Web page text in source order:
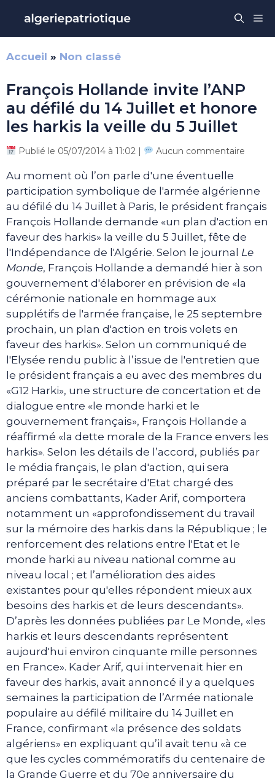
contenu
Accueil » Non classé
François Hollande invite l’ANP
au défilé du 14 Juillet et honore
les harkis la veille du 5 Juillet
Publié le 05/07/2014 à 11:02 | Aucun commentaire
Au moment où l’on parle d'une éventuelle
participation symbolique de l'armée algérienne
au défilé du 14 Juillet à Paris, le président français
François Hollande demande «un plan d'action en
faveur des harkis» la veille du 5 Juillet, fête de
l'Indépendance de l'Algérie. Selon le journal Le
Monde, François Hollande a demandé hier à son
gouvernement d'élaborer en prévision de «la
cérémonie nationale en hommage aux
supplétifs de l'armée française, le 25 septembre
prochain, un plan d'action en trois volets en
faveur des harkis». Selon un communiqué de
l'Elysée rendu public à l’issue de l'entretien que
le président français a eu avec des membres du
«G12 Harki», une structure de concertation et de
dialogue entre «le monde harki et le
gouvernement français», François Hollande a
réaffirmé «la dette morale de la France envers les
harkis». Selon les détails de l’accord, publiés par
le média français, le plan d'action, qui sera
préparé par le secrétaire d'Etat chargé des
anciens combattants, Kader Arif, comportera
notamment un «approfondissement du travail
sur la mémoire des harkis dans la République ; le
renforcement des relations entre l'Etat et le
monde harki au niveau national comme au
niveau local ; et l’amélioration des aides
existantes pour qu'elles répondent mieux aux
besoins des harkis et de leurs descendants».
D’après les données publiées par Le Monde, «les
harkis et leurs descendants représentent
aujourd'hui environ cinquante mille personnes
en France». Kader Arif, qui intervenait hier en
faveur des harkis, avait annoncé il y a quelques
semaines la participation de l’Armée nationale
populaire au défilé militaire du 14 Juillet en
France, confirmant «la présence des soldats
algériens» en expliquant qu’il avait tenu «à ce
que les cycles commémoratifs du centenaire de
la Grande Guerre et du 70e anniversaire du